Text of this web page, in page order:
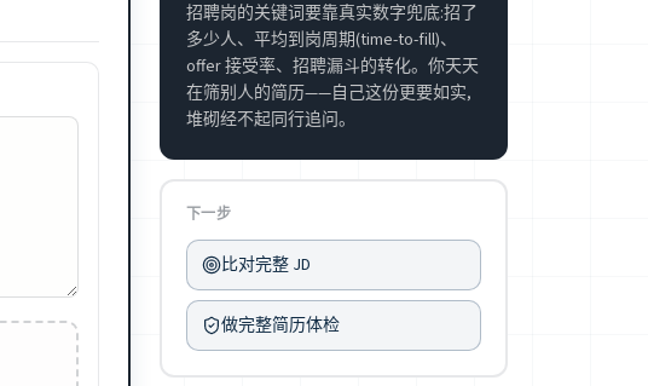
招聘岗的关键词要靠真实数字兜底:招了
多少人、平均到岗周期(time-to-fill)、
offer 接受率、招聘漏斗的转化。你天天
在筛别人的简历——自己这份更要如实,
堆砌经不起同行追问。
下一步
比对完整 JD
做完整简历体检